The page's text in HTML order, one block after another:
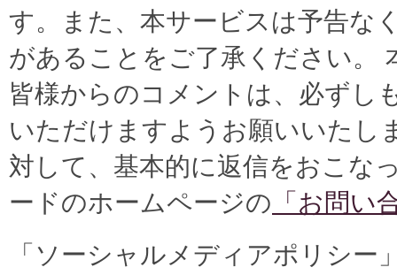
す。また、本サービスは予告な
があることをご了承ください。
皆様からのコメントは、必ずし
いただけますようお願いいたし
対して、基本的に返信をおこな
ードのホームページの 「お問い
「ソーシャルメディアポリシー